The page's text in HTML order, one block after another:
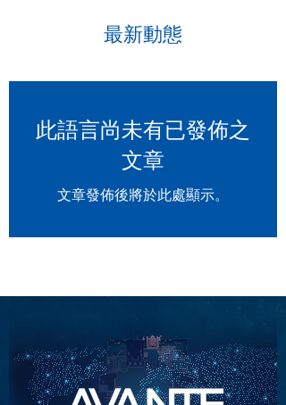
最新動態
此語言尚未有已發佈之
文章
文章發佈後將於此處顯示。